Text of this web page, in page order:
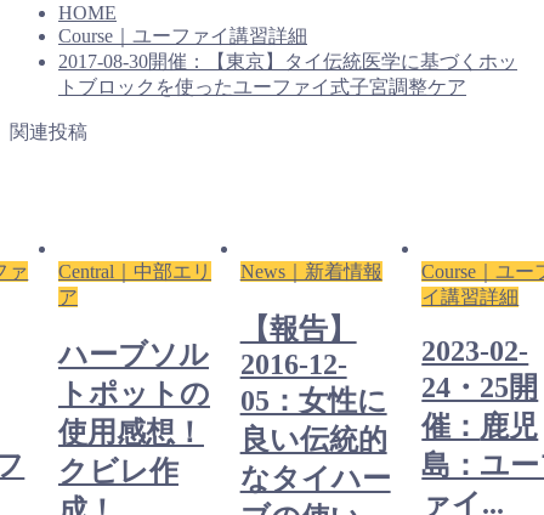
HOME
Course｜ユーファイ講習詳細
2017-08-30開催：【東京】タイ伝統医学に基づくホッ
トブロックを使ったユーファイ式子宮調整ケア
関連投稿
ァ
Central｜中部エリ
ア
ハーブソル
トポットの
使用感想！
クビレ作
News｜新着情報
【報告】
2016-12-
05：女性に
良い伝統的
なタイハー
Course｜ユー
イ講習詳細
2023-02-
24・25開
催： 鹿児
島：ユ
ァイ...